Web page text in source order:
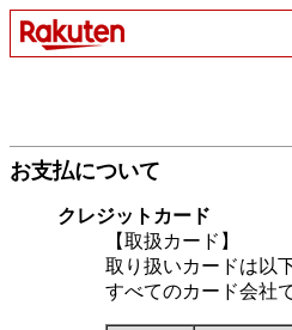
お支払について
クレジットカード
【取扱カード】
取り扱いカードは以
すべてのカード会社